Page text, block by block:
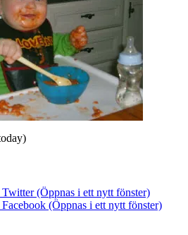
(Öppnas i ett nytt fönster)
(Öppnas i ett nytt fönster)